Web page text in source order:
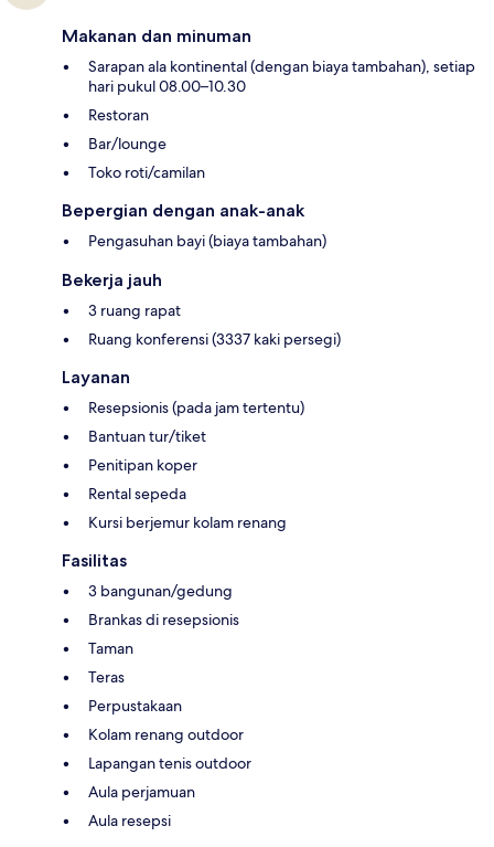
Makanan dan minuman
Sarapan ala kontinental (dengan biaya tambahan), setiap
hari pukul 08.00–10.30
Restoran
Bar/lounge
Toko roti/camilan
Bepergian dengan anak-anak
Pengasuhan bayi (biaya tambahan)
Bekerja jauh
3 ruang rapat
Ruang konferensi (3337 kaki persegi)
Layanan
Resepsionis (pada jam tertentu)
Bantuan tur/tiket
Penitipan koper
Rental sepeda
Kursi berjemur kolam renang
Fasilitas
3 bangunan/gedung
Brankas di resepsionis
Taman
Teras
Perpustakaan
Kolam renang outdoor
Lapangan tenis outdoor
Aula perjamuan
Aula resepsi